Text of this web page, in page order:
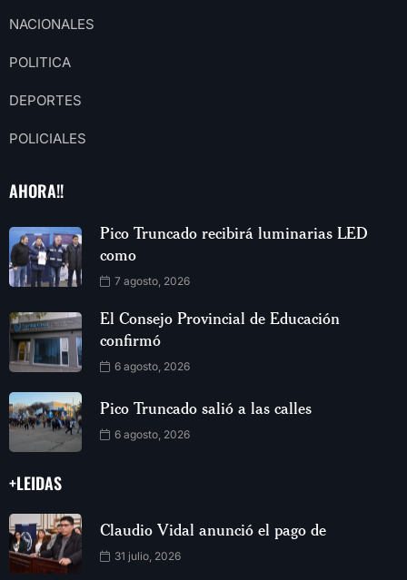
NACIONALES
POLITICA
DEPORTES
POLICIALES
AHORA!!
Pico Truncado recibirá luminarias LED
como
7 agosto, 2026
El Consejo Provincial de Educación
confirmó
6 agosto, 2026
Pico Truncado salió a las calles
6 agosto, 2026
+LEIDAS
Claudio Vidal anunció el pago de
31 julio, 2026